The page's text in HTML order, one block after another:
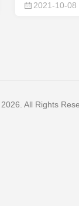
2021-10-08
All Rights